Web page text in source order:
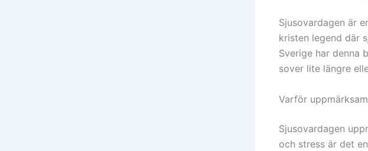
Sjusovardagen är
kristen legend där
Sverige har denna
sover lite längre
Varför
Sjusovardagen
och stress är det